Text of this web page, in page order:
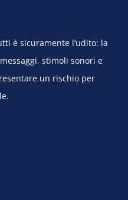
è sicuramente l’udito: la
stimoli sonori e
un rischio per